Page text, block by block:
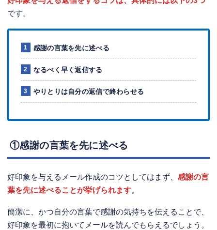
です。
感謝の言葉を先に述べる
なるべく早く返信する
やりとりは自分の返信で終わらせる
①感謝の言葉を先に述べる
好印象を与えるメール作成のコツとしてはまず、 感謝の言
葉を先に述べることが挙げられます。
簡潔に、かつ自分の言葉で感謝の気持ちを伝えることで、
好印象を最初に抱いてメールを読んでもらえるでしょう。